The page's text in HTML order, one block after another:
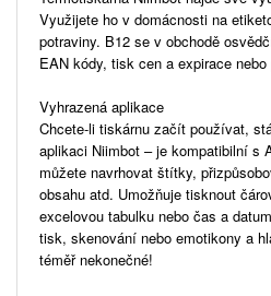
Využijete ho v domácnosti na
potraviny. B12 se v obchodě
EAN kódy, tisk cen a expirace
Vyhrazená aplikace
Chcete-li tiskárnu začít používat,
aplikaci Niimbot – je kompatibilní s
můžete navrhovat štítky,
obsahu atd. Umožňuje tisknout
excelovou tabulku nebo čas a
tisk, skenování nebo emotikony a
téměř nekonečné!